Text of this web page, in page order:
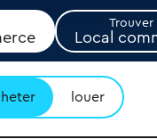
Trouver
Local
louer